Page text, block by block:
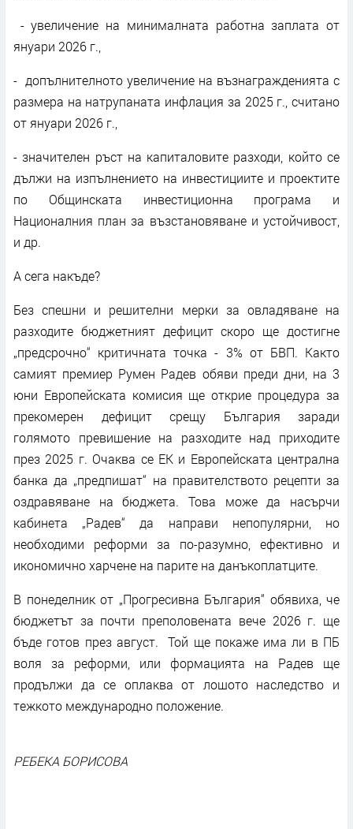
- увеличение на минималната работна заплата от
януари 2026 г.,
- допълнителното увеличение на възнагражденията с
размера на натрупаната инфлация за 2025 г., считано
от януари 2026 г.,
- значителен ръст на капиталовите разходи, който се
дължи на изпълнението на инвестициите и проектите
по Общинската инвестиционна програма и
Националния план за възстановяване и устойчивост,
и др.
А сега накъде?
Без спешни и решителни мерки за овладяване на
разходите бюджетният дефицит скоро ще достигне
„предсрочно“ критичната точка - 3% от БВП. Както
самият премиер Румен Радев обяви преди дни, на 3
юни Европейската комисия ще открие процедура за
прекомерен дефицит срещу България заради
голямото превишение на разходите над приходите
през 2025 г. Очаква се ЕК и Европейската централна
банка да „предпишат“ на правителството рецепти за
оздравяване на бюджета. Това може да насърчи
кабинета „Радев“ да направи непопулярни, но
необходими реформи за по-разумно, ефективно и
икономично харчене на парите на данъкоплатците.
В понеделник от „Прогресивна България“ обявиха, че
бюджетът за почти преполовената вече 2026 г. ще
бъде готов през август. Той ще покаже има ли в ПБ
воля за реформи, или формацията на Радев ще
продължи да се оплаква от лошото наследство и
тежкото международно положение.
РЕБЕКА БОРИСОВА